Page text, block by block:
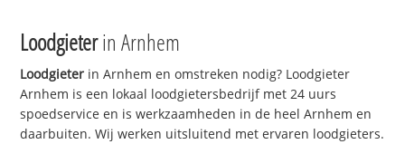
Loodgieterin Arnhem
Loodgieter in Arnhem en omstreken nodig? Loodgieter
Arnhem is een lokaal loodgietersbedrijf met 24 uurs
spoedservice en is werkzaamheden in de heel Arnhem en
daarbuiten. Wij werken uitsluitend met ervaren loodgieters.